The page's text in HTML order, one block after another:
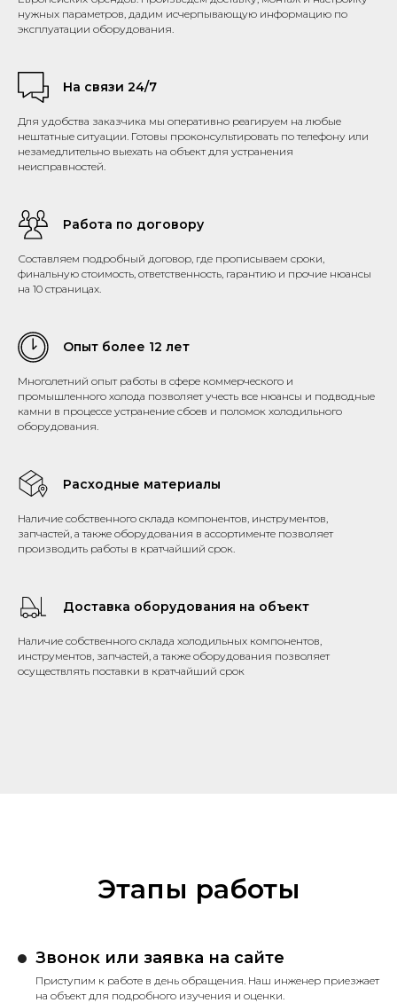
нужных параметров, дадим исчерпывающую информацию по
эксплуатации оборудования.
На связи 24/7
Для удобства заказчика мы оперативно реагируем на любые
нештатные ситуации. Готовы проконсультировать по телефону или
незамедлительно выехать на объект для устранения
неисправностей.
Работа по договору
Составляем подробный договор, где прописываем сроки,
финальную стоимость, ответственность, гарантию и прочие нюансы
на 10 страницах.
Опыт более 12 лет
Многолетний опыт работы в сфере коммерческого и
промышленного холода позволяет учесть все нюансы и подводные
камни в процессе устранение сбоев и поломок холодильного
оборудования.
Расходные материалы
Наличие собственного склада компонентов, инструментов,
запчастей, а также оборудования в ассортименте позволяет
производить работы в кратчайший срок.
Доставка оборудования на объект
Наличие собственного склада холодильных компонентов,
инструментов, запчастей, а также оборудования позволяет
осуществлять поставки в кратчайший срок
Этапы работы
Звонок или заявка на сайте
Приступим к работе в день обращения. Наш инженер приезжает
на объект для подробного изучения и оценки.